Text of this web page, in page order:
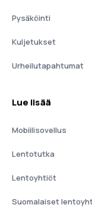
Pysäköinti
Kuljetukset
Urheilutapahtumat
Lue lisää
Mobiilisovellus
Lentotutka
Lentoyhtiöt
Suomalaiset